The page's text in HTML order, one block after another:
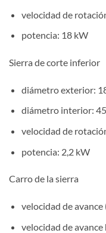
velocidad de
potencia: 18 kW
Sierra de corte inferior
diámetro exterior:
diámetro interior:
velocidad de
potencia: 2,2 kW
Carro de la sierra
velocidad de
velocidad de